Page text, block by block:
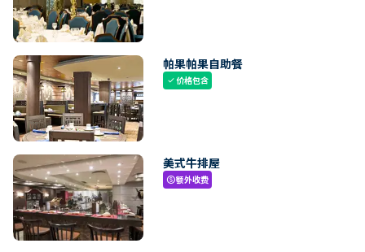
帕果帕果自助餐
check价格包含
美式牛排屋
paid额外收费